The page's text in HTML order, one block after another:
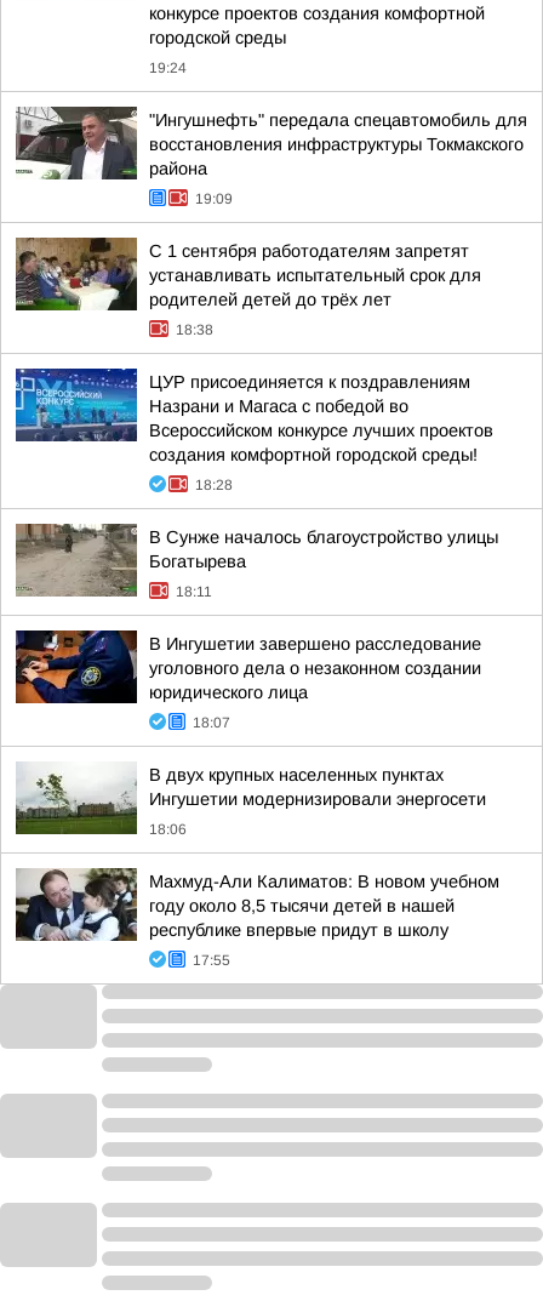
конкурсе проектов создания комфортной
городской среды
19:24
"Ингушнефть" передала спецавтомобиль для
восстановления инфраструктуры Токмакского
района
19:09
С 1 сентября работодателям запретят
устанавливать испытательный срок для
родителей детей до трёх лет
18:38
ЦУР присоединяется к поздравлениям
Назрани и Магаса с победой во
Всероссийском конкурсе лучших проектов
создания комфортной городской среды!
18:28
В Сунже началось благоустройство улицы
Богатырева
18:11
В Ингушетии завершено расследование
уголовного дела о незаконном создании
юридического лица
18:07
В двух крупных населенных пунктах
Ингушетии модернизировали энергосети
18:06
Махмуд-Али Калиматов: В новом учебном
году около 8,5 тысячи детей в нашей
республике впервые придут в школу
17:55